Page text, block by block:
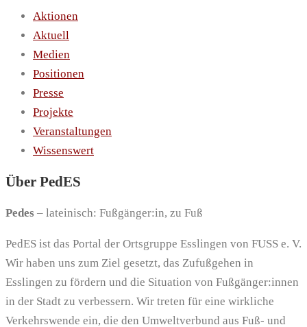
Aktionen
Aktuell
Medien
Positionen
Presse
Projekte
Veranstaltungen
Wissenswert
Über PedES
Pedes – lateinisch: Fußgänger:in, zu Fuß
PedES ist das Portal der Ortsgruppe Esslingen von FUSS e. V.
Wir haben uns zum Ziel gesetzt, das Zufußgehen in
Esslingen zu fördern und die Situation von Fußgänger:innen
in der Stadt zu verbessern. Wir treten für eine wirkliche
Verkehrswende ein, die den Umweltverbund aus Fuß- und